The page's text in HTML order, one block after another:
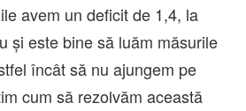
avem un deficit de 1,4, la
şi este bine să luăm măsurile
încât să nu ajungem pe
cum să rezolvăm această